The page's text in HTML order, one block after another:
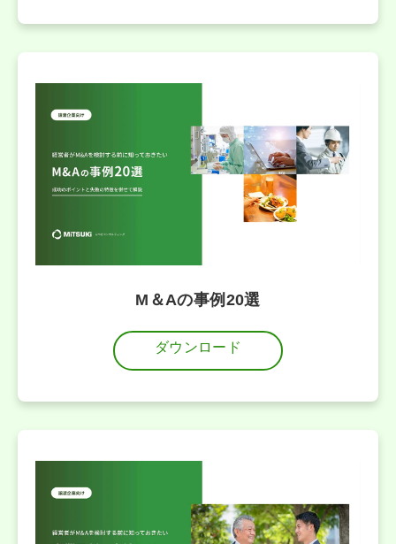
M＆Aの事例20選
ダウンロード